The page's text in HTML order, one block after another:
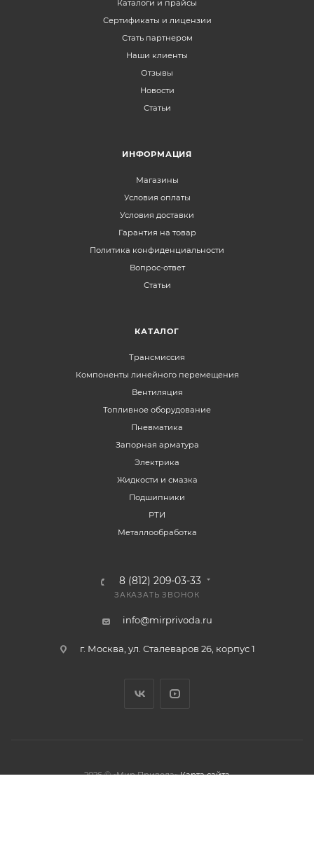
Каталоги и прайсы
Сертификаты и лицензии
Стать партнером
Наши клиенты
Отзывы
Новости
Статьи
ИНФОРМАЦИЯ
Магазины
Условия оплаты
Условия доставки
Гарантия на товар
Политика конфиденциальности
Вопрос-ответ
Статьи
КАТАЛОГ
Трансмиссия
Компоненты линейного перемещения
Вентиляция
Топливное оборудование
Пневматика
Запорная арматура
Электрика
Жидкости и смазка
Подшипники
РТИ
Металлообработка
8 (812) 209-03-33
ЗАКАЗАТЬ ЗВОНОК
info@mirprivoda.ru
г. Москва, ул. Сталеваров 26, корпус 1
2026 © «Мир Привода» Карта сайта